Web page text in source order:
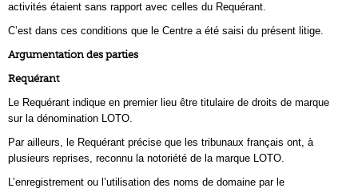
activités étaient sans rapport avec celles du Requérant.
C’est dans ces conditions que le Centre a été saisi du présent litige.
Argumentation des parties
Requérant
Le Requérant indique en premier lieu être titulaire de droits de marque
sur la dénomination LOTO.
Par ailleurs, le Requérant précise que les tribunaux français ont, à
plusieurs reprises, reconnu la notoriété de la marque LOTO.
L’enregistrement ou l’utilisation des noms de domaine par le